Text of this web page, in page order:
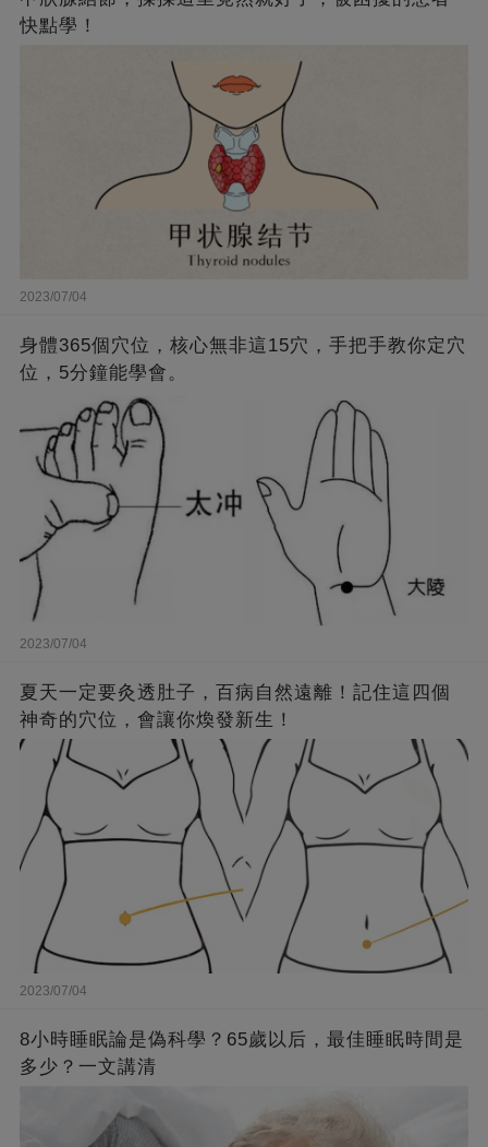
快點學！
2023/07/04
身體365個穴位，核心無非這15穴，手把手教你定穴
位，5分鐘能學會。
2023/07/04
夏天一定要灸透肚子，百病自然遠離！記住這四個
神奇的穴位，會讓你煥發新生！
2023/07/04
8小時睡眠論是偽科學？65歲以后，最佳睡眠時間是
多少？一文講清